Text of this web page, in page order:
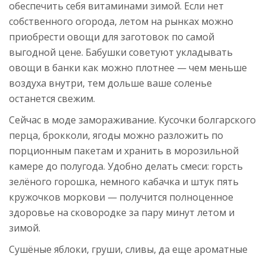
обеспечить себя витаминами зимой. Если нет
собственного огорода, летом на рынках можно
приобрести овощи для заготовок по самой
выгодной цене. Бабушки советуют укладывать
овощи в банки как можно плотнее — чем меньше
воздуха внутри, тем дольше ваше соленье
останется свежим.
Сейчас в моде замораживание. Кусочки болгарского
перца, брокколи, ягоды можно разложить по
порционным пакетам и хранить в морозильной
камере до полугода. Удобно делать смеси: горсть
зелёного горошка, немного кабачка и штук пять
кружочков моркови — получится полноценное
здоровье на сковородке за пару минут летом и
зимой.
Сушёные яблоки, груши, сливы, да еще ароматные